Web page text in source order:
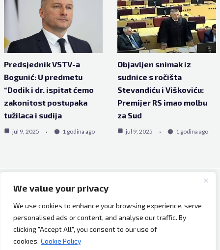
We value your privacy
We use cookies to enhance your browsing experience, serve
personalised ads or content, and analyse our traffic. By
clicking "Accept All", you consent to our use of
cookies. Cookie Policy
Predsjednik VSTV-a
Bogunić: U predmetu
“Dodik i dr. ispitat ćemo
zakonitost postupaka
tužilaca i sudija
jul 9, 2025 1 godina ago
Objavljen snimak iz
sudnice s ročišta
Stevandiću i Viškoviću:
Premijer RS imao molbu
za Sud
jul 9, 2025 1 godina ago
Copyright © 2026 Bh Dijaspora.
O nama
Marketing
Uslovi korištenja